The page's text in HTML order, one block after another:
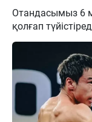
Отандасымыз 6
қолғап